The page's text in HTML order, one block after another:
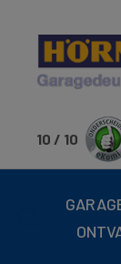
10 / 10